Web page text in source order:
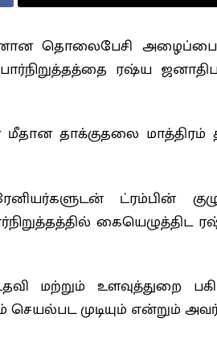
தொலைபேசி
ரஷ்ய
தாக்குதலை மாத்திரம்
ட்ரம்பின்
கையெழுத்திட
உளவுத்துறை
முடியும் என்றும்